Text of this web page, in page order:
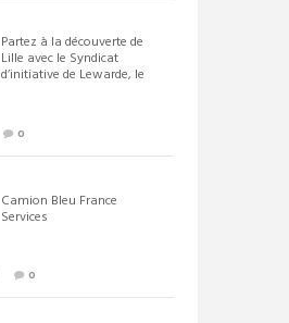
Partez à la découverte de
Lille avec le Syndicat
d’initiative de Lewarde, le
0
Camion Bleu France
Services
0